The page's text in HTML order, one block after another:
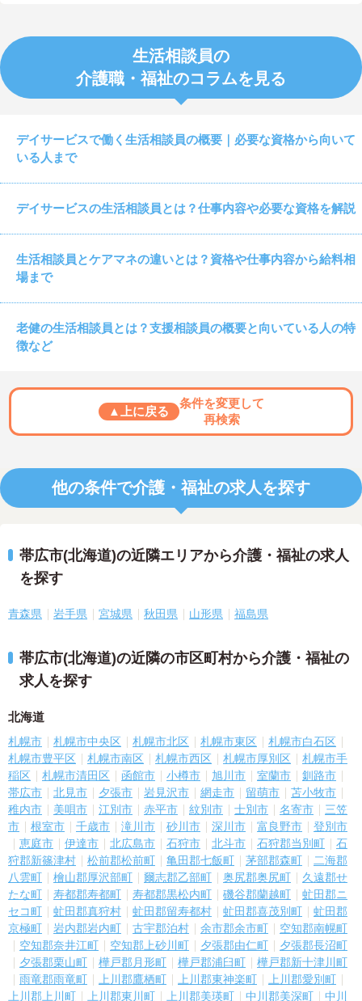
生活相談員の
介護職・福祉のコラムを見る
デイサービスで働く生活相談員の概要｜必要な資格から向いて
いる人まで
デイサービスの生活相談員とは？仕事内容や必要な資格を解説
生活相談員とケアマネの違いとは？資格や仕事内容から給料相
場まで
老健の生活相談員とは？支援相談員の概要と向いている人の特
徴など
▲上に戻る
条件を変更して
再検索
他の条件で介護・福祉の求人を探す
帯広市(北海道)の近隣エリアから介護・福祉の求人
を探す
青森県 岩手県 宮城県 秋田県 山形県 福島県
帯広市(北海道)の近隣の市区町村から介護・福祉の
求人を探す
北海道
札幌市 札幌市中央区 札幌市北区 札幌市東区
札幌市白石区
札幌市豊平区
札幌市南区 札幌市西区 札幌市厚別区
札幌市手
稲区
札幌市清田区 函館市 小樽市 旭川市 室蘭市
釧路市
帯広市
北見市 夕張市 岩見沢市 網走市 留萌市
苫小牧市
稚内市
美唄市 江別市 赤平市 紋別市 士別市 名寄市
三笠
市
根室市 千歳市 滝川市 砂川市 深川市 富良野市
登別市
恵庭市
伊達市 北広島市 石狩市 北斗市 石狩郡当別町
石
狩郡新篠津村
松前郡松前町 亀田郡七飯町 茅部郡森町
二海郡
八雲町
檜山郡厚沢部町 爾志郡乙部町 奥尻郡奥尻町
久遠郡せ
たな町
寿都郡寿都町 寿都郡黒松内町 磯谷郡蘭越町
虻田郡ニ
セコ町
虻田郡真狩村 虻田郡留寿都村 虻田郡喜茂別町
虻田郡
京極町
岩内郡岩内町 古宇郡泊村 余市郡余市町
空知郡南幌町
空知郡奈井江町
空知郡上砂川町 夕張郡由仁町
夕張郡長沼町
夕張郡栗山町
樺戸郡月形町 樺戸郡浦臼町
樺戸郡新十津川町
雨竜郡雨竜町
上川郡鷹栖町 上川郡東神楽町
上川郡愛別町
上川郡上川町
上川郡東川町 上川郡美瑛町 中川郡美深町
中川